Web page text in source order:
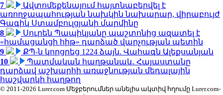
7
Ավտոմեքենայում հայտնաբերվել է
առողջապահության նախկին նախարար, վիրաբույժ
Գագիկ Ստամբուլցյանի մարմինը
8
Սուրեն Պապիկյանը պաշտոնից ազատել է
«համացանցի հիթ» դարձած վարչության պետին
9
ՔՊ-ն կորցրեց 1224 ձայն. Վահագն Ալեքսանյան
10
Պատմական հաղթանակ․ Հայաստանը
դարձավ աշխարհի առաջնության մեդալային
հաշվարկի հաղթող
© 2011-2026 Lurer.com Մեջբերումներ անելիս ակտիվ հղումը Lurer.com-